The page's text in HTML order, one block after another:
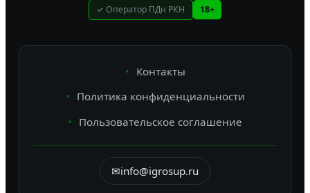
✓ Оператор ПДн РКН 18+
Контакты
Политика конфиденциальности
Пользовательское соглашение
✉info@igrosup.ru